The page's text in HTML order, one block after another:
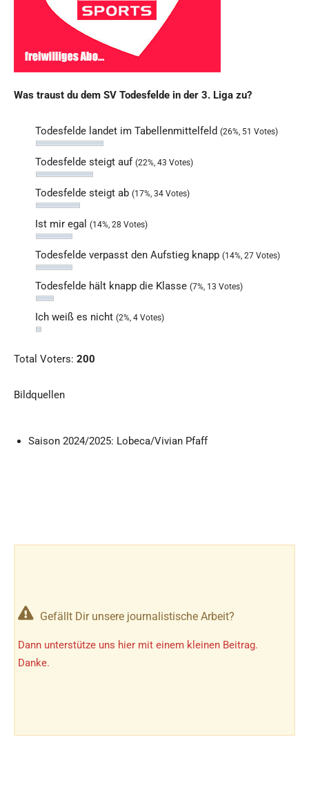
Was traust du dem SV Todesfelde in der 3. Liga zu?
Todesfelde landet im Tabellenmittelfeld (26%, 51 Votes)
Todesfelde steigt auf (22%, 43 Votes)
Todesfelde steigt ab (17%, 34 Votes)
Ist mir egal (14%, 28 Votes)
Todesfelde verpasst den Aufstieg knapp (14%, 27 Votes)
Todesfelde hält knapp die Klasse (7%, 13 Votes)
Ich weiß es nicht (2%, 4 Votes)
Total Voters: 200
Bildquellen
Saison 2024/2025: Lobeca/Vivian Pfaff
Gefällt Dir unsere journalistische Arbeit?
Dann unterstütze uns hier mit einem kleinen Beitrag.
Danke.